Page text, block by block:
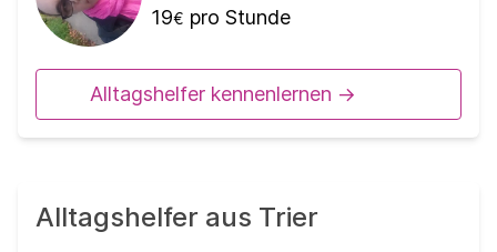
19€ pro Stunde
Alltagshelfer kennenlernen ->
Alltagshelfer aus Trier